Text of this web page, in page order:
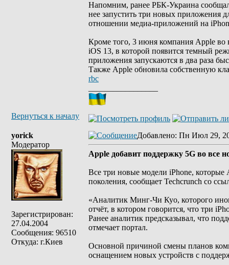
Напомним, ранее РБК-Украина
нее запустить три новых приложения
отношении медиа-приложений на
Кроме того, 3 июня компания Apple во
iOS 13, в которой появится темный
приложения запускаются в два раза
Также Apple обновила собственную
rbc
Вернуться к началу
yorick
Модератор
Зарегистрирован:
27.04.2004
Сообщения: 96510
Откуда: г.Киев
Добавлено: Пн Июл 29,
Apple добавит поддержку 5G во все
Все три новые модели iPhone, которые
поколения, сообщает Techcrunch со
«Аналитик Минг-Чи Куо, которого
отчёт, в котором говорится, что три
Ранее аналитик предсказывал, что
отмечает портал.
Основной причиной смены планов
оснащением новых устройств с